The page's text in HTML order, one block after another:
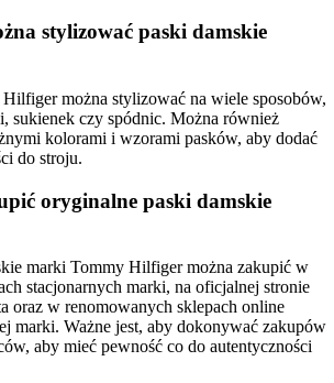
stylizować paski damskie
można stylizować na wiele sposobów,
sukienek czy spódnic. Można również
kolorami i wzorami pasków, aby dodać
do stroju.
oryginalne paski damskie
marki Tommy Hilfiger można zakupić w
stacjonarnych marki, na oficjalnej stronie
oraz w renomowanych sklepach online
marki. Ważne jest, aby dokonywać zakupów
aby mieć pewność co do autentyczności